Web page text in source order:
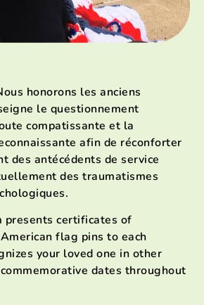
honorons les anciens
le questionnement
compatissante et la
afin de réconforter
des antécédents de service
des traumatismes
presents certificates of
flag pins to each
your loved one in other
dates throughout